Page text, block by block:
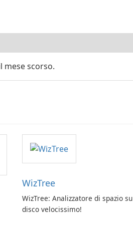
mese scorso.
WizTree
WizTree: Analizzatore di spazio su
disco velocissimo!